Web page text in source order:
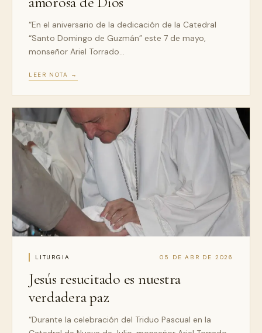
“En el aniversario de la dedicación de la Catedral
“Santo Domingo de Guzmán” este 7 de mayo,
monseñor Ariel Torrado…
LEER NOTA →
LITURGIA 05 DE ABR DE 2026
Jesús resucitado es nuestra
verdadera paz
“Durante la celebración del Triduo Pascual en la